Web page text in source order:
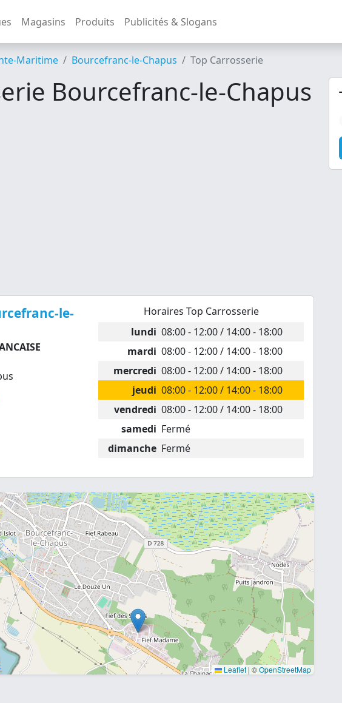
Magasins Produits Publicités & Slogans
Maritime Bourcefranc-le-Chapus Top Carrosserie
Bourcefranc-le-Chapus
le-
Horaires Top Carrosserie
lundi 08:00 - 12:00 / 14:00 - 18:00
mardi 08:00 - 12:00 / 14:00 - 18:00
mercredi 08:00 - 12:00 / 14:00 - 18:00
jeudi 08:00 - 12:00 / 14:00 - 18:00
vendredi 08:00 - 12:00 / 14:00 - 18:00
samedi Fermé
dimanche Fermé
Leaflet | ©OpenStreetMap